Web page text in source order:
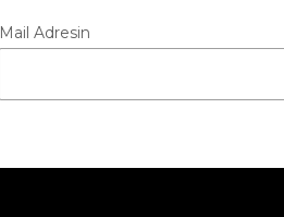
Mail Adresin